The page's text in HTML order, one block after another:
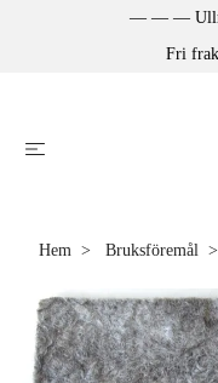
— — —
Fri
Hem Bruksföremål